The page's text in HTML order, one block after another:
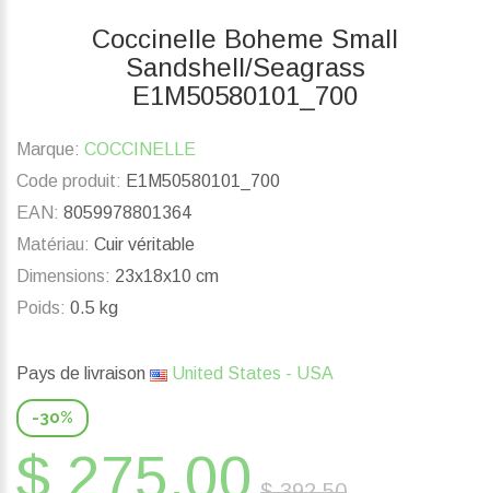
Coccinelle Boheme Small
Sandshell/Seagrass
E1M50580101_700
Marque: COCCINELLE
Code produit: E1M50580101_700
EAN: 8059978801364
Matériau: Cuir véritable
Dimensions: 23x18x10 cm
Poids: 0.5 kg
Pays de livraison United States - USA
-30%
$ 275.00